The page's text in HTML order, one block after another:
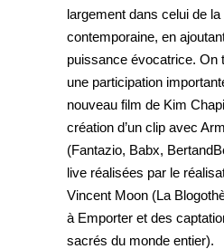
largement dans celui de
contemporaine, en
puissance évocatrice. On
une participation
nouveau film de Kim
création d’un clip avec
(Fantazio, Babx,
live réalisées par le
Vincent Moon (La
à Emporter et des
sacrés du monde entier).